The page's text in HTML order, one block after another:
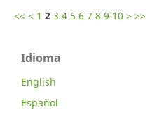
<< < 1 2 3 4 5 6 7 8 9 10 > >>
Idioma
English
Español